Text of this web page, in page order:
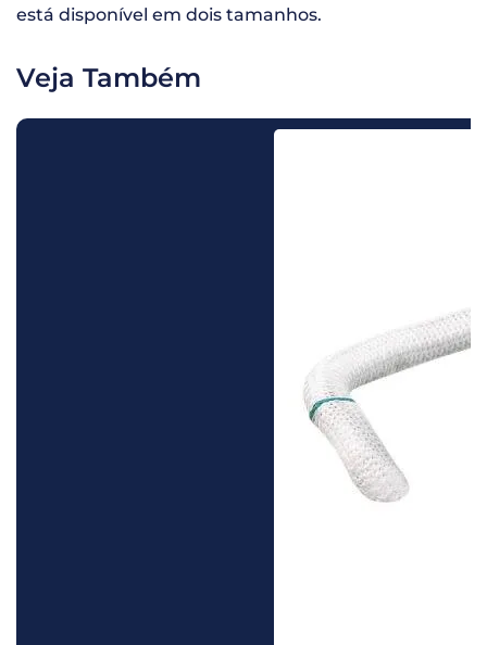
está disponível em dois tamanhos.
Veja Também